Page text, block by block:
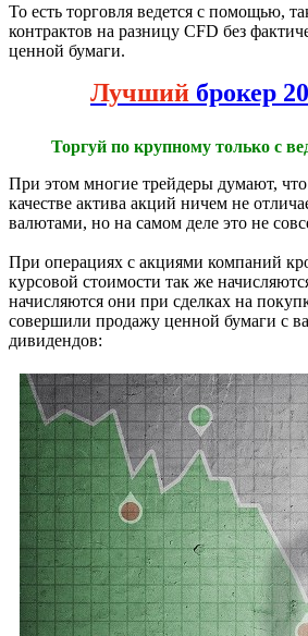
То есть торговля ведется с помощью,
контрактов на разницу CFD без
ценной бумаги.
Лучший брокер
Торгуй по крупному только с
При этом многие трейдеры думают, что
качестве актива акций ничем не
валютами, но на самом деле это не
При операциях с акциями компаний
курсовой стоимости так же
начисляются они при сделках на
совершили продажу ценной бумаги с
дивидендов: